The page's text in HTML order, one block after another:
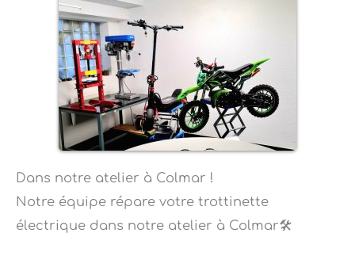
Dans notre atelier à Colmar !
Notre équipe répare votre trottinette
électrique dans notre atelier à Colmar🛠️